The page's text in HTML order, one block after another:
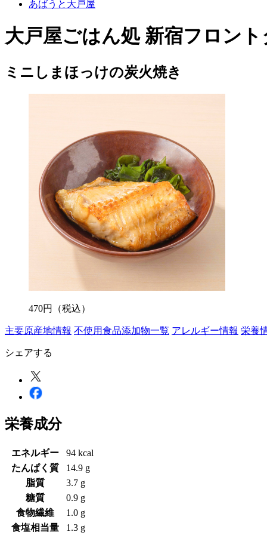
あばうと大戸屋
大戸屋ごはん処 新宿フロン
ミニしまほっけの炭火焼き
470円 （税込）
主要原産地情報 不使用食品添加物一覧 アレルギー情報 栄養
シェアする
栄養成分
エネルギー
94 kcal
たんぱく質
14.9 g
脂質
3.7 g
糖質
0.9 g
食物繊維
1.0 g
食塩相当量
1.3 g